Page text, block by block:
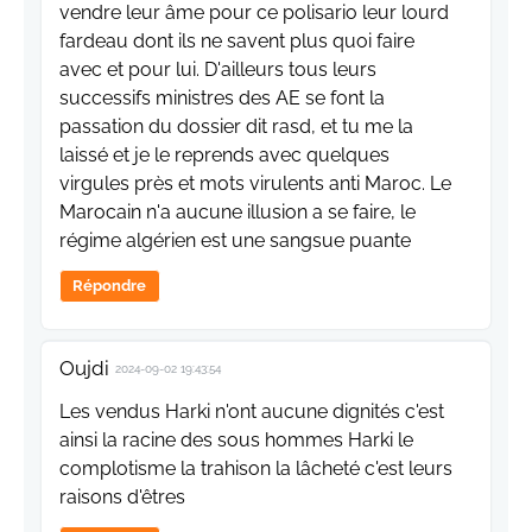
vendre leur âme pour ce polisario leur lourd
fardeau dont ils ne savent plus quoi faire
avec et pour lui. D'ailleurs tous leurs
successifs ministres des AE se font la
passation du dossier dit rasd, et tu me la
laissé et je le reprends avec quelques
virgules près et mots virulents anti Maroc. Le
Marocain n'a aucune illusion a se faire, le
régime algérien est une sangsue puante
Répondre
Oujdi 2024-09-02 19:43:54
Les vendus Harki n'ont aucune dignités c'est
ainsi la racine des sous hommes Harki le
complotisme la trahison la lâcheté c'est leurs
raisons d'êtres